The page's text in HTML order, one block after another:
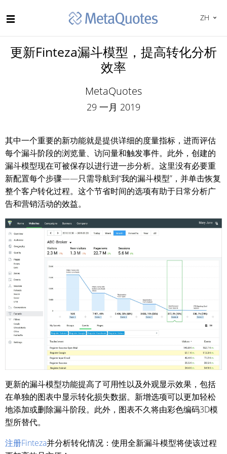
ZH
更新Finteza漏斗模型，提高转化分析
效率
MetaQuotes
29 一月 2019
其中一个重要的新功能就是提供详细的度量指标，进而评估
每个漏斗阶段的浏览量、访问量和触发事件。此外，创建的
漏斗模型现在可被保存以进行进一步分析。这里没有必要重
新配置每个步骤——只需导航到“我的漏斗模型”，并单击恢复
整个客户转化过程。这个节省时间的选项有助于日常分析广
告和营销活动的效益。
更新的漏斗模型功能提高了可用性以及外观显示效果，包括
在单独的图表中显示转化损失数据。新增选项可以更加轻松
地添加或删除漏斗阶段。此外，图表不久将由彩色编码3D模
型所替代。
注册Finteza并分析转化情况：使用全新漏斗模型将使该过程